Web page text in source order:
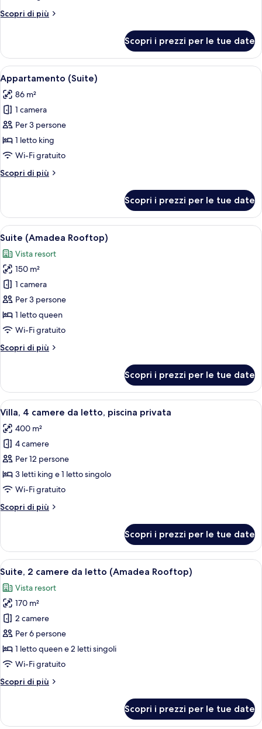
Scopri di più
Altri
Junior
Scopri i prezzi per le tue date
Apri
tutte
le
foto
per
Appartamento
(Suite)
Un soggiorno moderno con divano,
7
Appartamento (Suite)
86 m²
1 camera
Per 3 persone
1 letto king
Wi-Fi gratuito
Scopri di più
Altri
(Suite)
Scopri i prezzi per le tue date
Apri
tutte
le
foto
per
Suite
(Amadea
Rooftop)
Un letto a baldacchino, cuscini verdi
6
Suite (Amadea Rooftop)
Vista resort
150 m²
1 camera
Per 3 persone
1 letto queen
Wi-Fi gratuito
Scopri di più
Altri
(Amadea
Rooftop)
Scopri i prezzi per le tue date
Apri
tutte
le
foto
per
Villa,
4
da
privata
Una piscina con lettini e ombrelloni,
17
Villa, 4 camere da letto, piscina privata
400 m²
4 camere
Per 12 persone
3 letti king e 1 letto singolo
Wi-Fi gratuito
Scopri di più
Altri
4
camere
da
piscina
privata
Scopri i prezzi per le tue date
Apri
tutte
le
foto
per
Suite,
2
camere
letto
Una camera d'albergo con due letti,
9
Suite, 2 camere da letto (Amadea Rooftop)
Vista resort
170 m²
2 camere
Per 6 persone
1 letto queen e 2 letti singoli
Wi-Fi gratuito
Scopri di più
Altri
2
Scopri i prezzi per le tue date